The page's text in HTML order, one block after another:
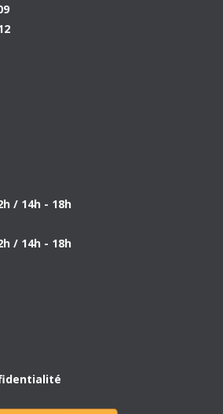
/ 14h - 18h
/ 14h - 18h